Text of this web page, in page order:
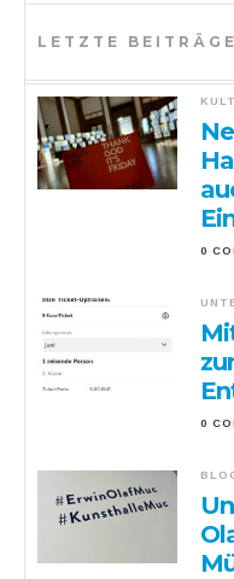
LETZTE BEITRÄGE
0
0